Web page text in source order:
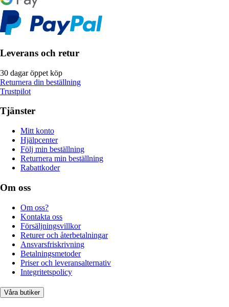
Leverans och retur
30 dagar öppet köp
Returnera din beställning
Trustpilot
Tjänster
Mitt konto
Hjälpcenter
Följ min beställning
Returnera min beställning
Rabattkoder
Om oss
Om oss?
Kontakta oss
Försäljningsvillkor
Returer och återbetalningar
Ansvarsfriskrivning
Betalningsmetoder
Priser och leveransalternativ
Integritetspolicy
Våra butiker